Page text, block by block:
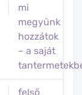
mi
megyünk
hozzátok
– a saját
felső